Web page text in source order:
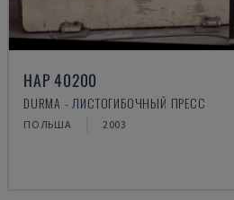
HAP 40200
DURMA - ЛИСТОГИБОЧНЫЙ ПРЕСС
ПОЛЬША 2003